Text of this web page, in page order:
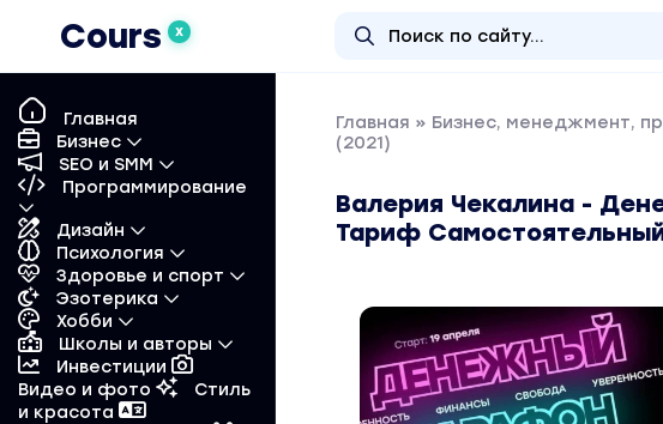
Cours X
Главная
Бизнес
SEO и SMM
Программирование
Дизайн
Психология
Здоровье и спорт
Эзотерика
Хобби
Школы и авторы
Инвестиции
Видео и фото
Стиль
и красота
Главная » Бизнес, менеджмент,
(2021)
Валерия Чекалина -
Тариф